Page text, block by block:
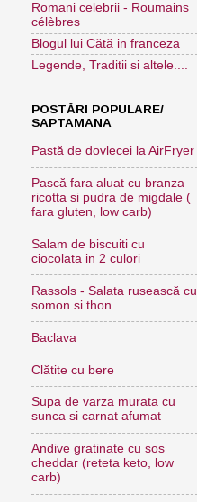
Romani celebrii - Roumains
célèbres
Blogul lui Cătă in franceza
Legende, Traditii si altele....
POSTĂRI POPULARE/
SAPTAMANA
Pastă de dovlecei la AirFryer
Pască fara aluat cu branza
ricotta si pudra de migdale (
fara gluten, low carb)
Salam de biscuiti cu
ciocolata in 2 culori
Rassols - Salata rusească cu
somon si thon
Baclava
Clătite cu bere
Supa de varza murata cu
sunca si carnat afumat
Andive gratinate cu sos
cheddar (reteta keto, low
carb)